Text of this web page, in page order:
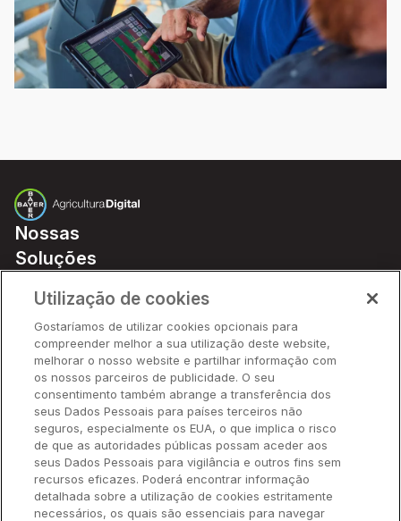
Nossas
Soluções
Parceiros
Hardware
Ajuda Rápida
Recursos
Empresa
Utilização de cookies
Gostaríamos de utilizar cookies opcionais para
compreender melhor a sua utilização deste website,
melhorar o nosso website e partilhar informação com
os nossos parceiros de publicidade. O seu
consentimento também abrange a transferência dos
seus Dados Pessoais para países terceiros não
seguros, especialmente os EUA, o que implica o risco
de que as autoridades públicas possam aceder aos
seus Dados Pessoais para vigilância e outros fins sem
recursos eficazes. Poderá encontrar informação
detalhada sobre a utilização de cookies estritamente
necessários, os quais são essenciais para navegar